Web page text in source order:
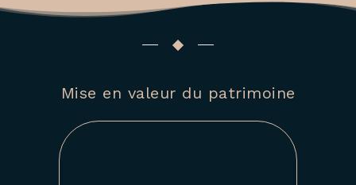
Mise en valeur du patrimoine